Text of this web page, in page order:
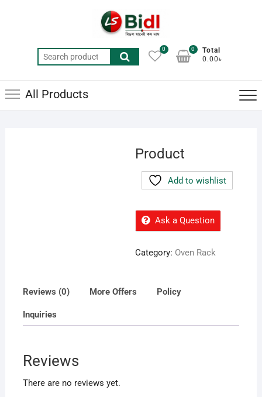
Search
for:
0
Total
0.00৳
0
All Products
Product
Add to wishlist
Ask a Question
Category: Oven Rack
Reviews (0) More Offers Policy
Inquiries
Reviews
There are no reviews yet.